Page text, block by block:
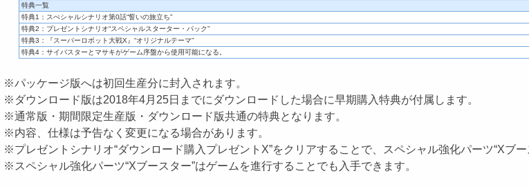
特典一覧
特典1：スぺシャルシナリオ第0話“誓いの旅立ち”
特典2：プレゼントシナリオ“スペシャルスターター・パック”
特典3：『スーパーロボット大戦X』“オリジナルテーマ”
特典4：サイバスターとマサキがゲーム序盤から使用可能になる。
※パッケージ版へは初回生産分に封入されます。
※ダウンロード版は2018年4月25日までにダウンロードした場合に早期購入特典が付属します。
※通常版・期間限定生産版・ダウンロード版共通の特典となります。
※内容、仕様は予告なく変更になる場合があります。
※プレゼントシナリオ“ダウンロード購入プレゼントX”をクリアすることで、スペシャル強化パーツ“Xブー
※スペシャル強化パーツ“Xブースター”はゲームを進行することでも入手できます。